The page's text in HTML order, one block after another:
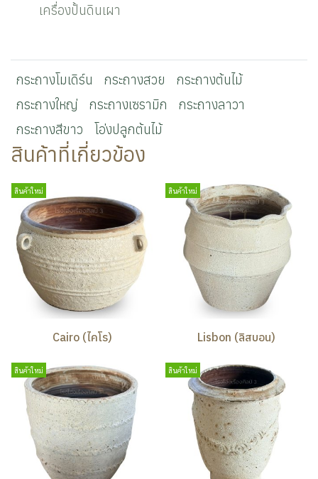
เครื่องปั้นดินเผา
กระถางโมเดิร์น กระถางสวย
กระถางต้นไม้
กระถางใหญ่
กระถางเซรามิก
กระถางลาวา
กระถางสีขาว
โอ่งปลูกต้นไม้
สินค้าที่เกี่ยวข้อง
สินค้าใหม่
Cairo (ไคโร)
สินค้าใหม่
Lisbon (ลิสบอน)
สินค้าใหม่ สินค้าใหม่